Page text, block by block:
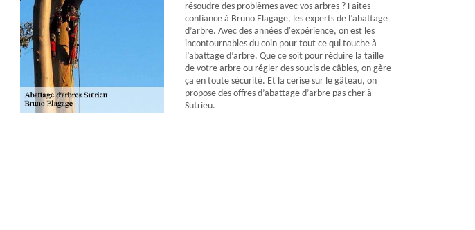
résoudre des problèmes avec vos arbres ? Faites
confiance à Bruno Elagage, les experts de l’abattage
d’arbre. Avec des années d'expérience, on est les
incontournables du coin pour tout ce qui touche à
l’abattage d’arbre. Que ce soit pour réduire la taille
de votre arbre ou régler des soucis de câbles, on gère
ça en toute sécurité. Et la cerise sur le gâteau, on
propose des offres d’abattage d’arbre pas cher à
Sutrieu.